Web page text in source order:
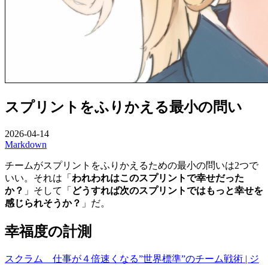
スプリントをふりかえる最小の問い
2026-04-14
Markdown
チームがスプリントをふりかえるための最小の問いは2つで
いい。それは「 われわれはこのスプリントで幸せだった
か？ 」そして「 どうすれば次のスプリントではもっと幸せを
感じられそうか？ 」だ。
幸福度の計測
スクラム 仕事が４倍速くなる”世界標準”のチーム戦術 | ジ